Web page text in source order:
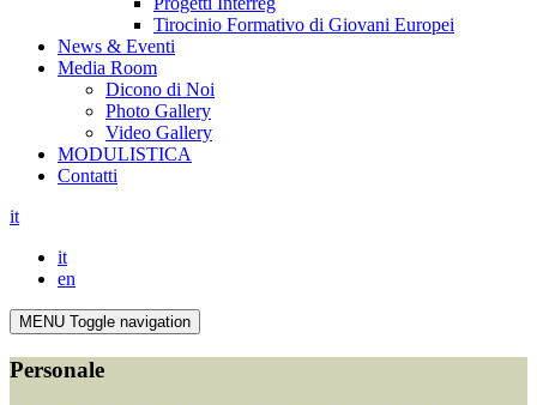
Tirocinio Formativo di Giovani Europei
News & Eventi
Media Room
Dicono di Noi
Photo Gallery
Video Gallery
MODULISTICA
Contatti
it
it
en
MENU Toggle navigation
Personale